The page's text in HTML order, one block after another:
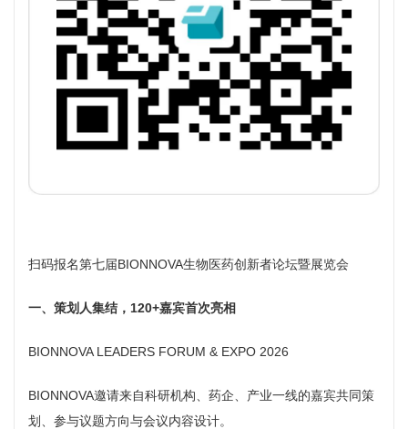
扫码报名第七届BIONNOVA生物医药创新者论坛暨展览会
一、策划人集结，120+嘉宾首次亮相
BIONNOVA LEADERS FORUM & EXPO 2026
BIONNOVA邀请来自科研机构、药企、产业一线的嘉宾共同策
划、参与议题方向与会议内容设计。